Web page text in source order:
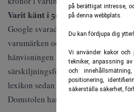
på berättigat intresse,
på denna webbplats.
Du kan fördjupa dig
Vi använder kakor och
tekniker, anpassning
och
positionering,
säkerställa säkerhet,
Varit känt i 50 års tid
Google svarade genom att i stället
varumärken och företagsnamn skulle
hänvisningen att ordet saknar
särskiljningsförmåga och
lexikon sedan 1973.
Domstolen har nu gått på Googles